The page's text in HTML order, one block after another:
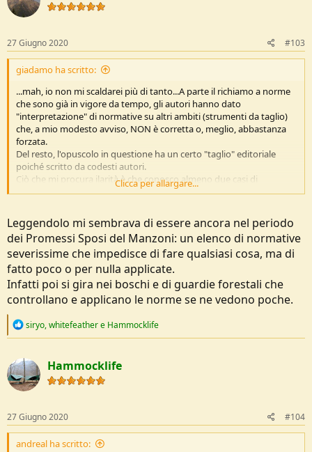
27 Giugno 2020 #103
giadamo ha scritto:
...mah, io non mi scaldarei più di tanto...A parte il richiamo a norme
che sono già in vigore da tempo, gli autori hanno dato
"interpretazione" di normative su altri ambiti (strumenti da taglio)
che, a mio modesto avviso, NON è corretta o, meglio, abbastanza
forzata.
Del resto, l'opuscolo in questione ha un certo "taglio" editoriale
poiché scritto da codesti autori.
Ciò che mi procura ilarità è che conosco almeno due casi di
costruzioni abusive ed illegittime (non sanabili) in zona rurale, che,
Comune competente, sono ancora in essere per via dei ricorsi
capziosi del proprietario (ovviamente con la connivenza di un paio
di impiegati al Settore Urbanistica...).
Ora la parte più divertente: il propietario delle costruzioni abusive è
un ex ispettore della Polizia di Stato.
E ha costruito (male) tutto quanto lui, per giunta.
Quindi, rilassatevi, in Italia è sufficiente usare un po' di "savoir faire"
e muoversi "sottotono" per evitare guai.
Penso abbiate capito cosa intendo.
P.s. ritengo che "libelli" del genere possano creare notevoli problemi
anche ai cacciatori, non sia mai che qualche animalista se lo porti
Clicca per allargare...
Leggendolo mi sembrava di essere ancora nel periodo
dei Promessi Sposi del Manzoni: un elenco di normative
severissime che impedisce di fare qualsiasi cosa, ma di
fatto poco o per nulla applicate.
Infatti poi si gira nei boschi e di guardie forestali che
controllano e applicano le norme se ne vedono poche.
R
c
t
i
o
s
:
siryo,whitefeathere Hammocklife
Hammocklife
27 Giugno 2020 #104
andreal ha scritto: